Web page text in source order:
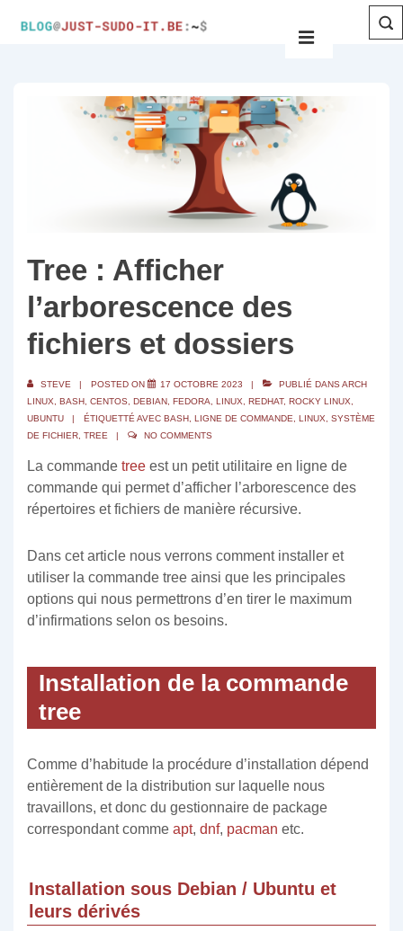
Tree : Afficher
l’arborescence des
fichiers et dossiers
STEVE POSTED ON 17 OCTOBRE 2023 PUBLIÉ DANS ARCH
LINUX
BASH CENTOS DEBIAN FEDORA LINUX REDHAT, ROCKY LINUX
UBUNTU
ÉTIQUETTÉ AVEC BASH LIGNE DE COMMANDE LINUX
SYSTÈME
DE FICHIER TREE NO COMMENTS
La commande tree est un petit utilitaire en ligne de
commande qui permet d’afficher l’arborescence des
répertoires et fichiers de manière récursive.
Dans cet article nous verrons comment installer et
utiliser la commande tree ainsi que les principales
options qui nous permettrons d’en tirer le maximum
d’infirmations selon os besoins.
Installation de la commande
tree
Comme d’habitude la procédure d’installation dépend
entièrement de la distribution sur laquelle nous
travaillons, et donc du gestionnaire de package
correspondant comme apt, dnf, pacman etc.
Installation sous Debian / Ubuntu et
leurs dérivés